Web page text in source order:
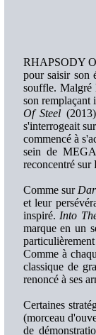
RHAPSODY
pour saisir son
souffle.
son remplaçant
Of Steel
s'interrogeait
commencé à
sein de
reconcentré
Comme sur
et leur
inspiré. Into
marque en un
Comme à
classique de
renoncé à ses
Certaines
(morceau
de